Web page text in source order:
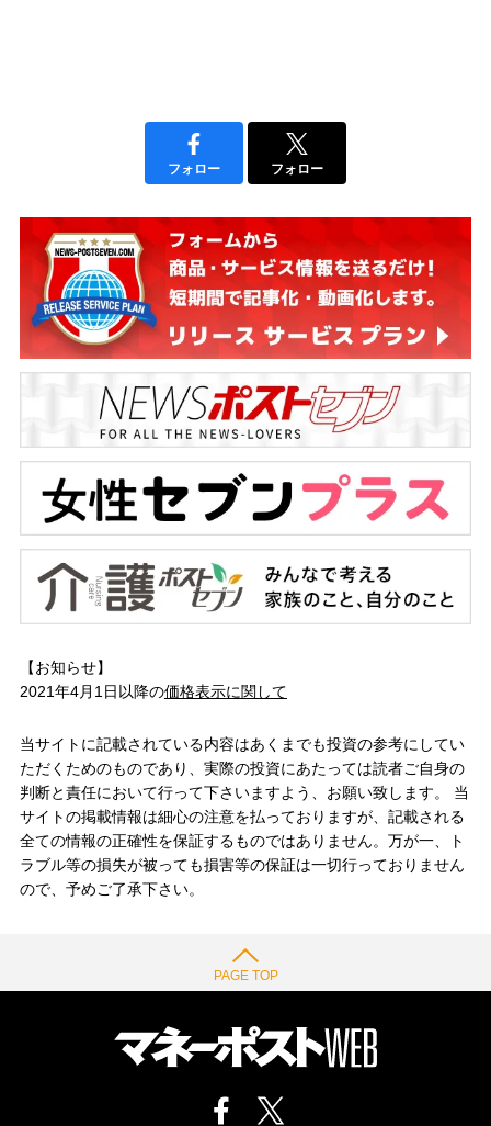
フォロー フォロー
【お知らせ】
2021年4月1日以降の価格表示に関して
当サイトに記載されている内容はあくまでも投資の参考にしてい
ただくためのものであり、実際の投資にあたっては読者ご自身の
判断と責任において行って下さいますよう、お願い致します。 当
サイトの掲載情報は細心の注意を払っておりますが、記載される
全ての情報の正確性を保証するものではありません。万が一、ト
ラブル等の損失が被っても損害等の保証は一切行っておりません
ので、予めご了承下さい。
PAGE TOP